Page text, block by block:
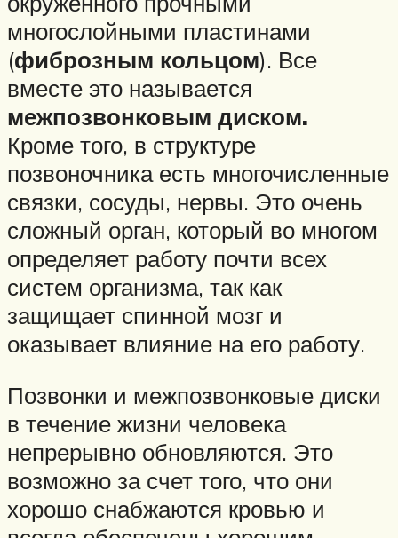
многослойными пластинами
(фиброзным кольцом). Все
вместе это называется
межпозвонковым диском.
Кроме того, в структуре
позвоночника есть многочисленные
связки, сосуды, нервы. Это очень
сложный орган, который во многом
определяет работу почти всех
систем организма, так как
защищает спинной мозг и
оказывает влияние на его работу.
Позвонки и межпозвонковые диски
в течение жизни человека
непрерывно обновляются. Это
возможно за счет того, что они
хорошо снабжаются кровью и